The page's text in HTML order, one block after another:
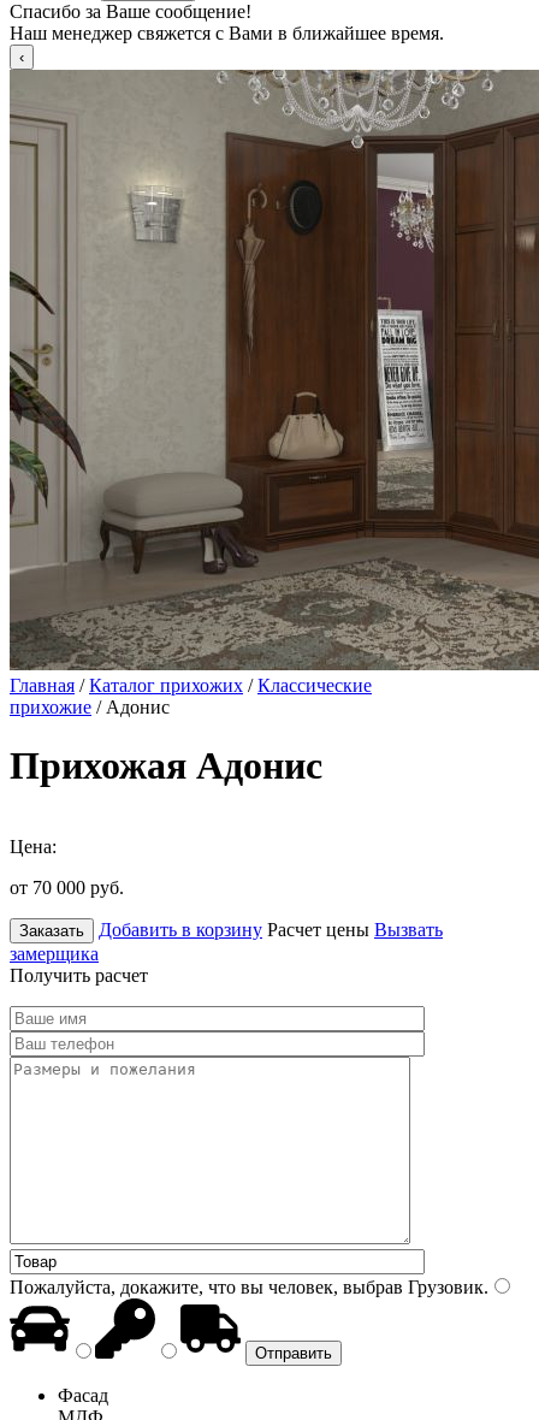
Спасибо за Ваше сообщение!
Наш менеджер свяжется с Вами в ближайшее время.
Главная /Каталог прихожих /Классические
прихожие / Адонис
Прихожая Адонис
Цена:
от 70 000 руб.
Заказать Добавить в корзину Расчет цены Вызвать
замерщика
Получить расчет
Пожалуйста, докажите, что вы человек, выбрав Грузовик.
Фасад